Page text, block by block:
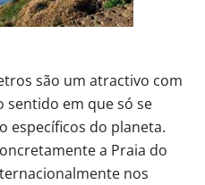
são um atractivo com
sentido em que só se
específicos do planeta.
a Praia do
nos